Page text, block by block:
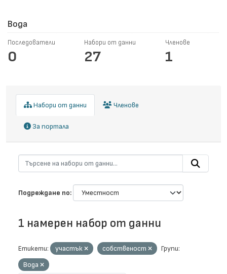
Вода
Последователи
0
Набори от данни
27
Членове
1
Набори от данни Членове
За портала
Подреждане по
1 намерен набор от данни
Етикети: участък собственост
Групи:
Вода